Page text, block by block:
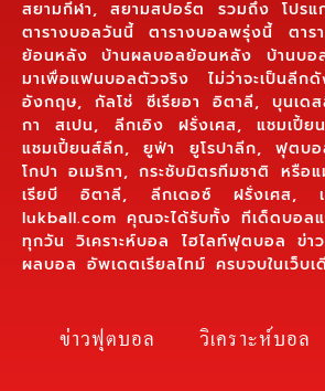
สยามกีฬา, สยามสปอร์ต รวมถึง โปรแ
ตารางบอลวันนี้ ตารางบอลพรุ่งนี้ ตา
ย้อนหลัง บ้านผลบอลย้อนหลัง บ้านบอ
มาเพื่อแฟนบอลตัวจริง ไม่ว่าจะเป็นลีก
อังกฤษ, กัลโช่ ซีเรียอา อิตาลี, บุนเด
กา สเปน, ลีกเอิง ฝรั่งเศส, แชมเปี้
แชมเปี้ยนส์ลีก, ยูฟ่า ยูโรปาลีก, ฟุตบ
โกปา อเมริกา, กระชับมิตรทีมชาติ หรือ
เรียบี อิตาลี, ลีกเดอซ์ ฝรั่งเศส,
lukball.com คุณจะได้รับทั้ง ทีเด็ดบอ
ทุกวัน วิเคราะห์บอล ไฮไลท์ฟุตบอล ข่า
ผลบอล อัพเดตเรียลไทม์ ครบจบในเว็บ
ข่าวฟุตบอล วิเคราะห์บอล